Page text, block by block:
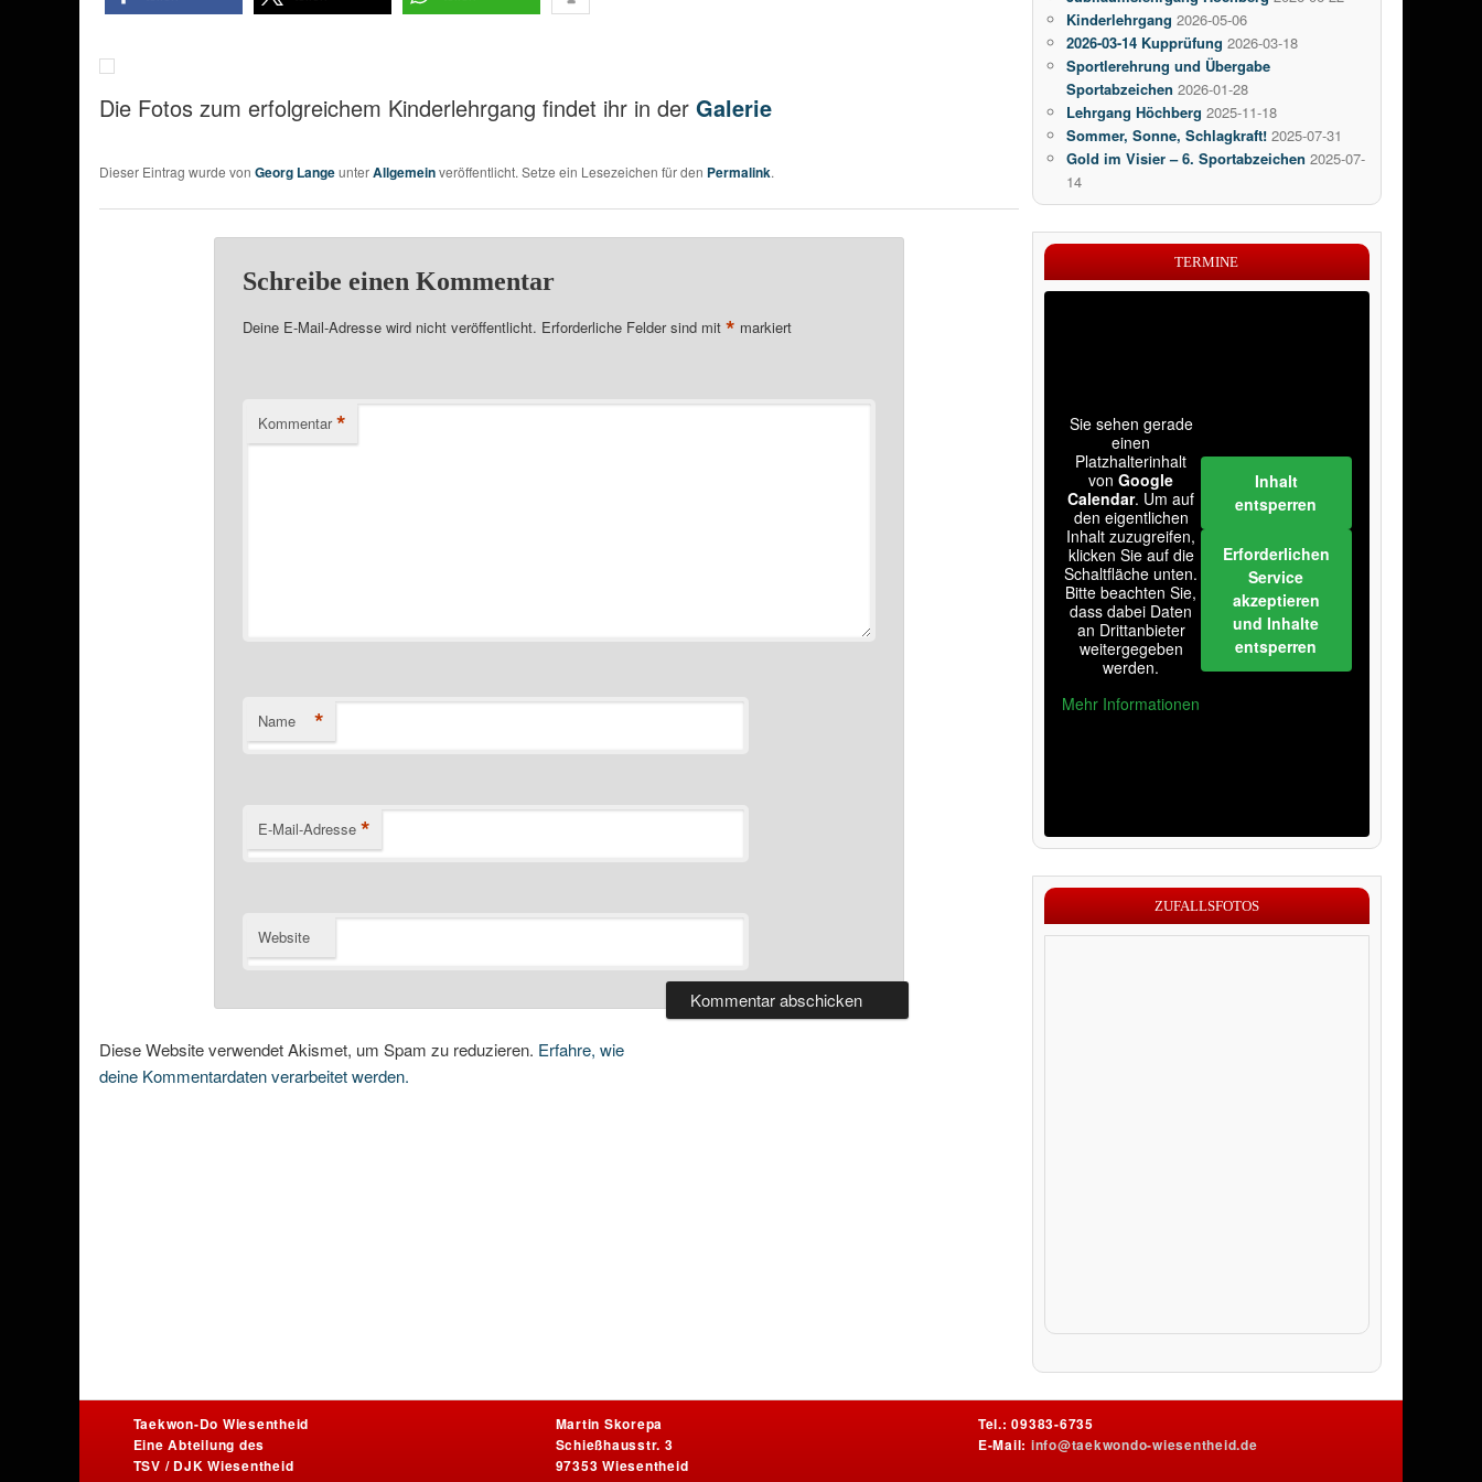
Die Fotos zum erfolgreichem Kinderlehrgang findet ihr in der Galerie
Dieser Eintrag wurde von Georg LangeunterAllgemeinveröffentlicht. Setze ein Lesezeichen für den Permalink.
Schreibe einen Kommentar
Deine E-Mail-Adresse wird nicht veröffentlicht. Erforderliche Felder sind mit * markiert
Kommentar *
Name *
E-Mail-Adresse *
Website
Diese Website verwendet Akismet, um Spam zu reduzieren. Erfahre, wie
deine Kommentardaten verarbeitet werden.
Kinderlehrgang 2026-05-06
2026-03-14 Kupprüfung 2026-03-18
Sportlerehrung und Übergabe
Sportabzeichen 2026-01-28
Lehrgang Höchberg 2025-11-18
Sommer, Sonne, Schlagkraft! 2025-07-31
Gold im Visier – 6. Sportabzeichen 2025-07-
14
TERMINE
Sie sehen gerade
einen
Platzhalterinhalt
vonGoogle
Calendar. Um auf
den eigentlichen
Inhalt zuzugreifen,
klicken Sie auf die
Schaltfläche unten.
Bitte beachten Sie,
dass dabei Daten
an Drittanbieter
weitergegeben
werden.
Mehr Informationen
Inhalt
entsperren
Erforderlichen
Service
akzeptieren
und Inhalte
entsperren
ZUFALLSFOTOS
Taekwon-Do Wiesentheid
Eine Abteilung des
TSV / DJK Wiesentheid
Martin Skorepa
Schießhausstr. 3
97353 Wiesentheid
Tel.: 09383-6735
E-Mail: info@taekwondo-wiesentheid.de